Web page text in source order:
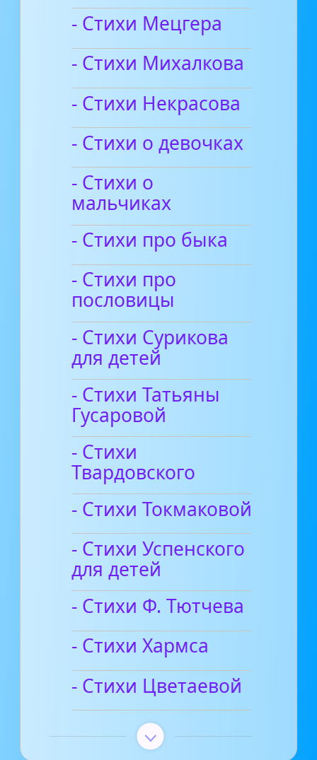
- Стихи Мецгера
- Стихи Михалкова
- Стихи Некрасова
- Стихи о девочках
- Стихи о
мальчиках
- Стихи про быка
- Стихи про
пословицы
- Стихи Сурикова
для детей
- Стихи Татьяны
Гусаровой
- Стихи
Твардовского
- Стихи Токмаковой
- Стихи Успенского
для детей
- Стихи Ф. Тютчева
- Стихи Хармса
- Стихи Цветаевой